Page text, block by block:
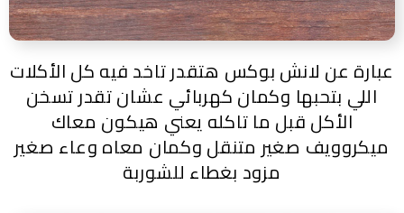
عبارة عن لانش بوكس هتقدر تاخد فيه كل الأكلات
اللي بتحبها وكمان كهربائي عشان تقدر تسخن
الأكل قبل ما تاكله يعني هيكون معاك
ميكروويف صغير متنقل وكمان معاه وعاء صغير
مزود بغطاء للشوربة